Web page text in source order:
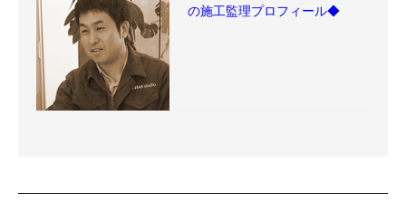
の施工監理プロフィール◆